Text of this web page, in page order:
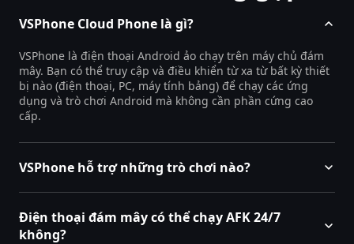
VSPhone Cloud Phone là gì?
VSPhone là điện thoại Android ảo chạy trên máy chủ đám
mây. Bạn có thể truy cập và điều khiển từ xa từ bất kỳ thiết
bị nào (điện thoại, PC, máy tính bảng) để chạy các ứng
dụng và trò chơi Android mà không cần phần cứng cao
cấp.
VSPhone hỗ trợ những trò chơi nào?
Điện thoại đám mây có thể chạy AFK 24/7
không?